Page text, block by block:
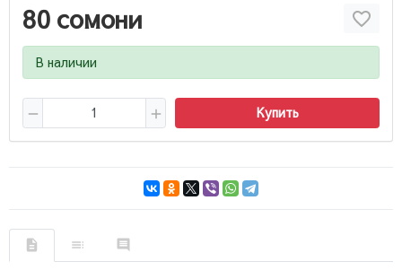
80 сомони
В наличии
Купить